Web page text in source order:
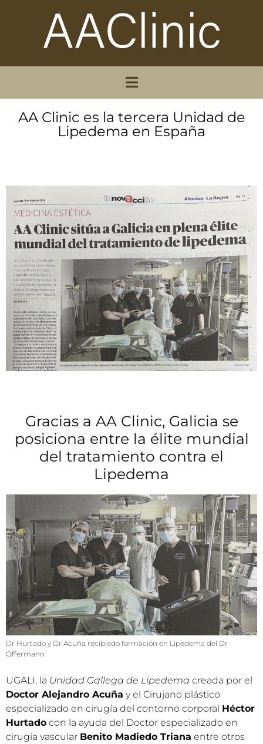
AA Clinic es la tercera Unidad de
Lipedema en España
Gracias a AA Clinic, Galicia se
posiciona entre la élite mundial
del tratamiento contra el
Lipedema
Dr Hurtado y Dr Acuña recibiedo formación en Lipedema del Dr
Offermann
UGALI, la Unidad Gallega de Lipedema creada por el
Doctor Alejandro Acuña y el Cirujano plástico
especializado en cirugía del contorno corporal Héctor
Hurtado con la ayuda del Doctor especializado en
cirugía vascular Benito Madiedo Triana entre otros